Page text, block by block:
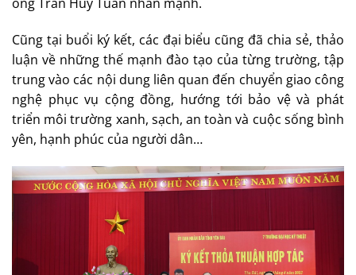
Cũng tại buổi ký kết, các đại biểu cũng đã chia sẻ, thảo
luận về những thế mạnh đào tạo của từng trường, tập
trung vào các nội dung liên quan đến chuyển giao công
nghệ phục vụ cộng đồng, hướng tới bảo vệ và phát
triển môi trường xanh, sạch, an toàn và cuộc sống bình
yên, hạnh phúc của người dân…